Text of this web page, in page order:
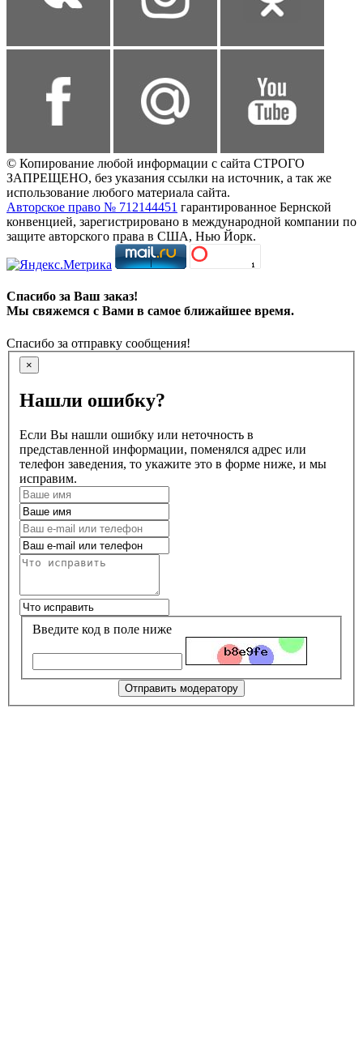
© Копирование любой информации с сайта СТРОГО
ЗАПРЕЩЕНО, без указания ссылки на источник, а так же
использование любого материала сайта.
Авторское право № 712144451 гарантированное Бернской
конвенцией, зарегистрировано в международной компании по
защите авторского права в США, Нью Йорк.
Спасибо за Ваш заказ!
Мы свяжемся с Вами в самое ближайшее время.
Спасибо за отправку сообщения!
×
Нашли ошибку?
Если Вы нашли ошибку или неточность в
представленной информации, поменялся адрес или
телефон заведения, то укажите это в форме ниже, и мы
исправим.
Введите код в поле ниже
Отправить модератору